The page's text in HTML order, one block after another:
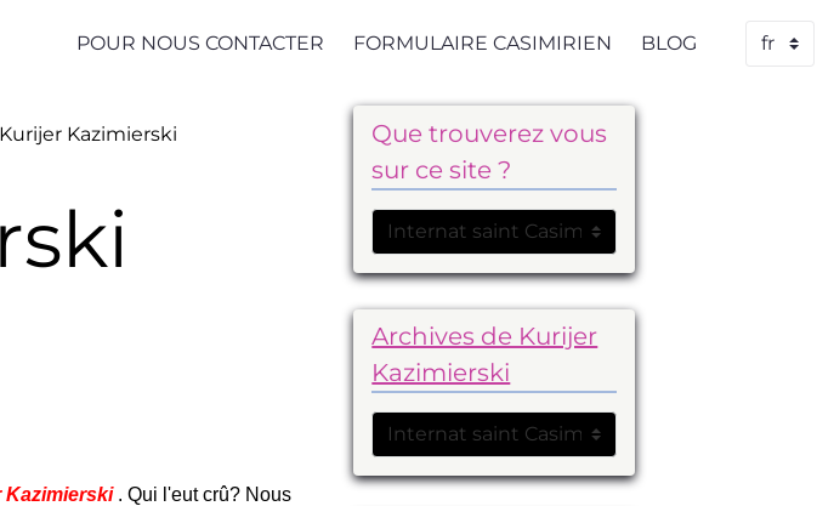
POUR NOUS CONTACTER FORMULAIRE CASIMIRIEN BLOG
Kazimierski
Kazimierski. Qui l'eut crû? Nous
Que trouverez vous
sur ce site ?
Archives de Kurijer
Kazimierski